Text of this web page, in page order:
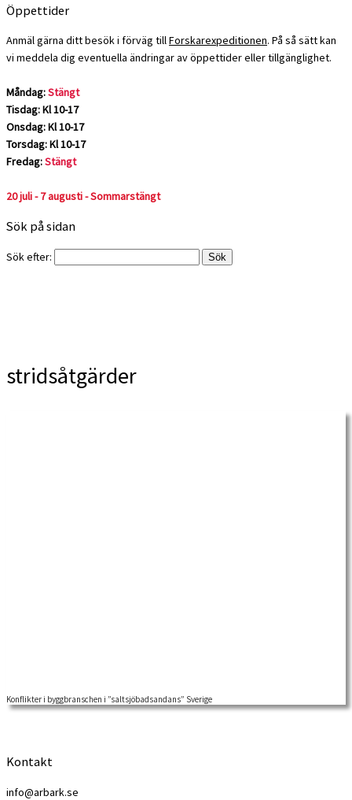
Öppettider
Anmäl gärna ditt besök i förväg tillForskarexpeditionen. På så sätt kan
vi meddela dig eventuella ändringar av öppettider eller tillgänglighet.
Måndag:Stängt
Tisdag: Kl 10-17
Onsdag: Kl 10-17
Torsdag: Kl 10-17
Fredag:Stängt
20 juli - 7 augusti - Sommarstängt
Sök på sidan
Sök efter:
stridsåtgärder
Konflikter i byggbranschen i ”saltsjöbadsandans” Sverige
Kontakt
info@arbark.se